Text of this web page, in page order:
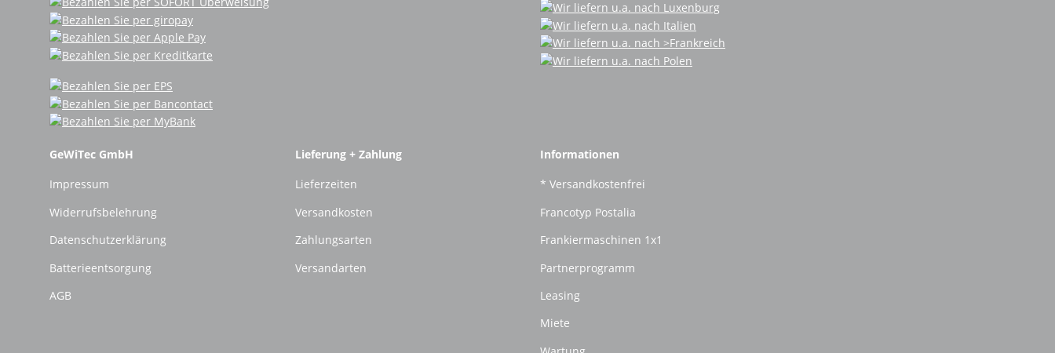
GeWiTec GmbH
Impressum
Widerrufsbelehrung
Datenschutzerklärung
Batterieentsorgung
AGB
Lieferung + Zahlung
Lieferzeiten
Versandkosten
Zahlungsarten
Versandarten
Informationen
* Versandkostenfrei
Francotyp Postalia
Frankiermaschinen 1x1
Partnerprogramm
Leasing
Miete